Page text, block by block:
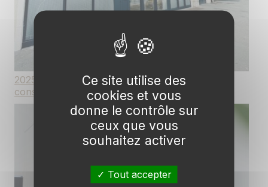
2025 : une année de beaux projets et de
consolidation pour Courteam
Ce site utilise des
cookies et vous
donne le contrôle sur
ceux que vous
souhaitez activer
Tout accepter